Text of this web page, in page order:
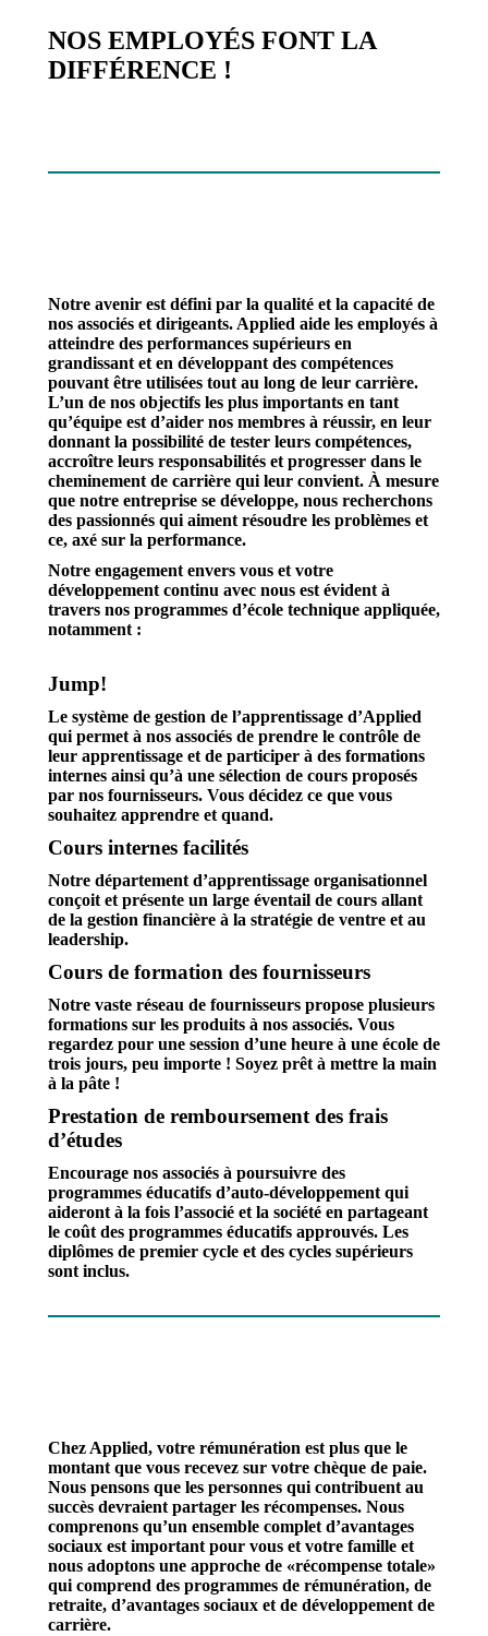
NOS EMPLOYÉS FONT LA
DIFFÉRENCE !
Notre avenir est défini par la qualité et la capacité de
nos associés et dirigeants. Applied aide les employés à
atteindre des performances supérieurs en
grandissant et en développant des compétences
pouvant être utilisées tout au long de leur carrière.
L’un de nos objectifs les plus importants en tant
qu’équipe est d’aider nos membres à réussir, en leur
donnant la possibilité de tester leurs compétences,
accroître leurs responsabilités et progresser dans le
cheminement de carrière qui leur convient. À mesure
que notre entreprise se développe, nous recherchons
des passionnés qui aiment résoudre les problèmes et
ce, axé sur la performance.
Notre engagement envers vous et votre
développement continu avec nous est évident à
travers nos programmes d’école technique appliquée,
notamment :
Jump!
Le système de gestion de l’apprentissage d’Applied
qui permet à nos associés de prendre le contrôle de
leur apprentissage et de participer à des formations
internes ainsi qu’à une sélection de cours proposés
par nos fournisseurs. Vous décidez ce que vous
souhaitez apprendre et quand.
Cours internes facilités
Notre département d’apprentissage organisationnel
conçoit et présente un large éventail de cours allant
de la gestion financière à la stratégie de ventre et au
leadership.
Cours de formation des fournisseurs
Notre vaste réseau de fournisseurs propose plusieurs
formations sur les produits à nos associés. Vous
regardez pour une session d’une heure à une école de
trois jours, peu importe ! Soyez prêt à mettre la main
à la pâte !
Prestation de remboursement des frais
d’études
Encourage nos associés à poursuivre des
programmes éducatifs d’auto-développement qui
aideront à la fois l’associé et la société en partageant
le coût des programmes éducatifs approuvés. Les
diplômes de premier cycle et des cycles supérieurs
sont inclus.
Chez Applied, votre rémunération est plus que le
montant que vous recevez sur votre chèque de paie.
Nous pensons que les personnes qui contribuent au
succès devraient partager les récompenses. Nous
comprenons qu’un ensemble complet d’avantages
sociaux est important pour vous et votre famille et
nous adoptons une approche de «récompense totale»
qui comprend des programmes de rémunération, de
retraite, d’avantages sociaux et de développement de
carrière.